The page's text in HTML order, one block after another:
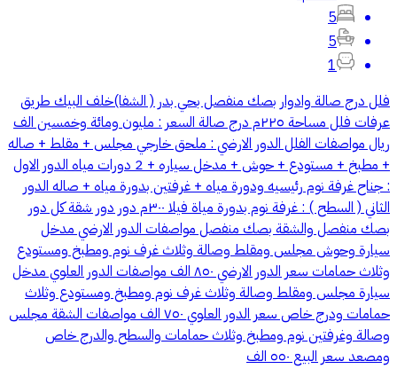
5
5
1
فلل درج صالة وادوار بصك منفصل بحي بدر ( الشفا)خلف البيك طريق
عرفات فلل مساحة ٢٢٥م درج صالة السعر : مليون ومائة وخمسين الف
ريال مواصفات الفلل الدور الارضي : ملحق خارجي مجلس + مقلط + صاله
+ مطبخ + مستودع + حوش + مدخل سياره + 2 دورات مياه الدور الاول
: جناح غرفة نوم رئيسيه ودورة مياه + غرفتين بدورة مياه + صاله الدور
الثاني ( السطح ) : غرفة نوم بدورة مياة فيلا ٣٠٠م دور دور شقة كل دور
بصك منفصل والشقة بصك منفصل مواصفات الدور الارضي مدخل
سيارة وحوش مجلس ومقلط وصالة وثلاث غرف نوم ومطبخ ومستودع
وثلاث حمامات سعر الدور الارضي ٨٥٠ الف مواصفات الدور العلوي مدخل
سيارة مجلس ومقلط وصالة وثلاث غرف نوم ومطبخ ومستودع وثلاث
حمامات ودرج خاص سعر الدور العلوي ٧٥٠ الف مواصفات الشقة مجلس
وصالة وغرفتين نوم ومطبخ وثلاث حمامات والسطح والدرج خاص
ومصعد سعر البيع ٥٥٠ الف